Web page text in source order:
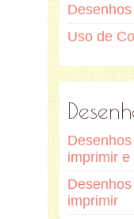
Uso de
imprimir e
imprimir